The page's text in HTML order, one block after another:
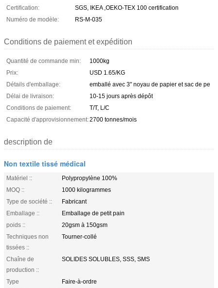
Certification:
SGS, IKEA ,OEKO-TEX 100 certification
Numéro de modèle:
RS-M-035
Conditions de paiement et expédition
Quantité de commande min:
1000kg
Prix:
USD 1.65/KG
Détails d'emballage:
emballé avec 3" noyau de papier et sac de pe
Délai de livraison:
10-15 jours après dépôt
Conditions de paiement:
T/T, L/C
Capacité d'approvisionnement:2700 tonnes/mois
description de
Non textile tissé médical
Matériel ::
Polypropylène 100%
MOQ ::
1000 kilogrammes
Type de société ::
Fabricant
Emballage ::
Emballage de petit pain
poids ::
20gsm à 150gsm
Techniques non
tissées ::
Tourner-collé
Chaîne de
production ::
SOLIDES SOLUBLES, SSS, SMS
Type
Faire-à-ordre